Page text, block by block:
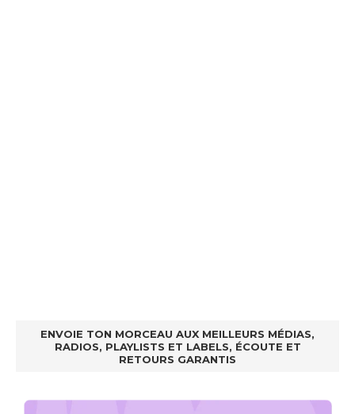
ENVOIE TON MORCEAU AUX MEILLEURS MÉDIAS,
RADIOS, PLAYLISTS ET LABELS, ÉCOUTE ET
RETOURS GARANTIS